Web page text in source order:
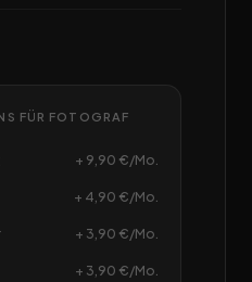
FÜR FOTOGRAF
+ 9,90 €/Mo.
+ 4,90 €/Mo.
+ 3,90 €/Mo.
+ 3,90 €/Mo.